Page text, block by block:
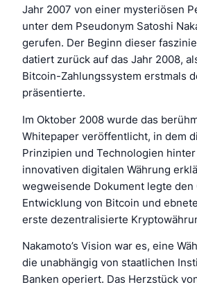
Jahr 2007 von einer mysteriösen
unter dem Pseudonym Satoshi
gerufen. Der Beginn dieser
datiert zurück auf das Jahr 2008,
Bitcoin-Zahlungssystem erstmals
präsentierte.
Im Oktober 2008 wurde das
Whitepaper veröffentlicht, in dem
Prinzipien und Technologien
innovativen digitalen Währung
wegweisende Dokument legte
Entwicklung von Bitcoin und
erste dezentralisierte
Nakamoto’s Vision war es, eine
die unabhängig von staatlichen
Banken operiert. Das Herzstück